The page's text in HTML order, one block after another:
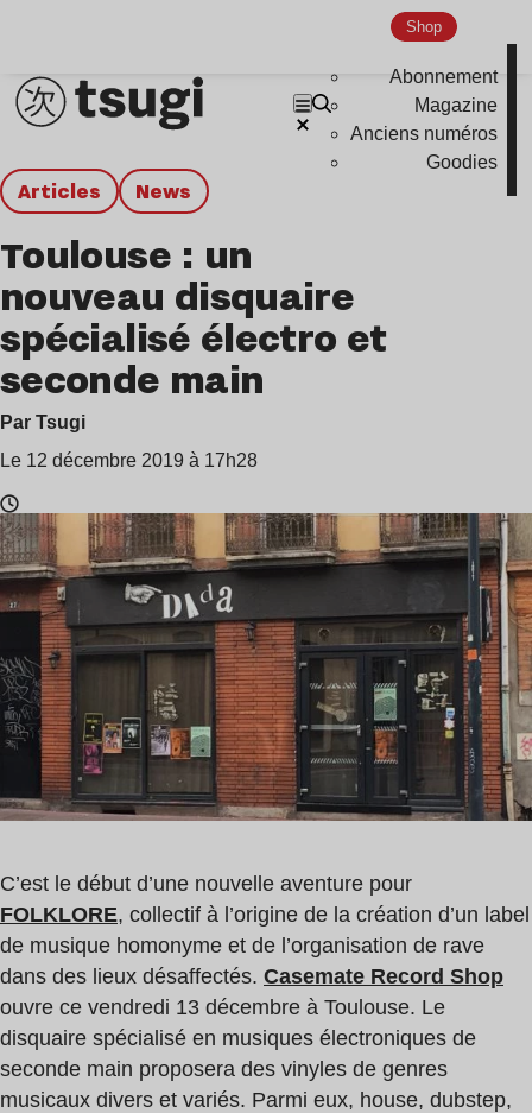
Shop
Abonnement
Magazine
Anciens numéros
Goodies
Articles news
Toulouse : un
nouveau disquaire
spécialisé électro et
seconde main
Par Tsugi
Le 12 décembre 2019 à 17h28
Temps
de
lecture
:
min
C’est le début d’une nouvelle aventure pour
FOLKLORE, collectif à l’origine de la création d’un label
de musique homonyme et de l’organisation de rave
dans des lieux désaffectés. Casemate Record Shop
ouvre ce vendredi 13 décembre à Toulouse. Le
disquaire spécialisé en musiques électroniques de
seconde main proposera des vinyles de genres
musicaux divers et variés. Parmi eux, house, dubstep,